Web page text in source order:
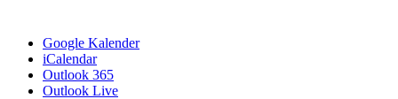
Google Kalender
iCalendar
Outlook 365
Outlook Live